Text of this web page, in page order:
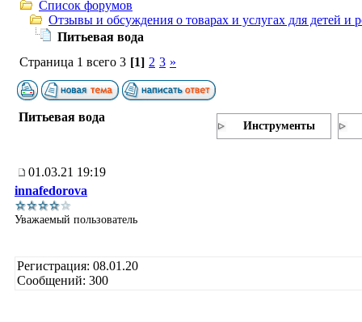
Список форумов
Отзывы и обсуждения о товарах и услугах для детей и
Питьевая вода
Страница 1 всего 3 [1] 2 3 »
Питьевая вода
Инструменты
01.03.21 19:19
innafedorova
Уважаемый пользователь
Регистрация: 08.01.20
Сообщений: 300